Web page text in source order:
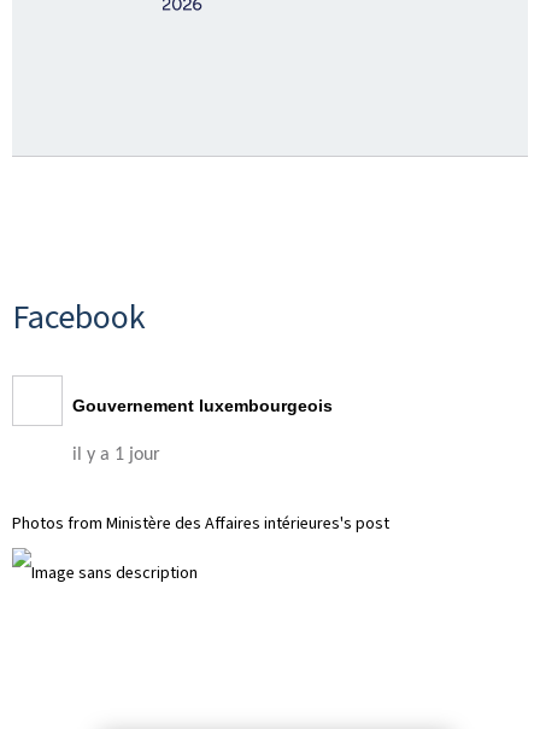
Facebook
Gouvernement luxembourgeois
il y a 1 jour
Photos from Ministère des Affaires intérieures's post